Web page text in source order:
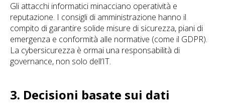
Gli attacchi informatici minacciano operatività e
reputazione. I consigli di amministrazione hanno il
compito di garantire solide misure di sicurezza, piani di
emergenza e conformità alle normative (come il GDPR).
La cybersicurezza è ormai una responsabilità di
governance, non solo dell’IT.
3. Decisioni basate sui dati